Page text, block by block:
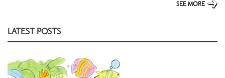
SEE MORE
LATEST POSTS